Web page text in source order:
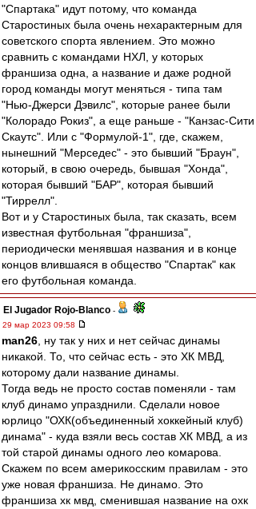
"Спартака" идут потому, что команда
Старостиных была очень нехарактерным для
советского спорта явлением. Это можно
сравнить с командами НХЛ, у которых
франшиза одна, а название и даже родной
город команды могут меняться - типа там
"Нью-Джерси Дэвилс", которые ранее были
"Колорадо Рокиз", а еще раньше - "Канзас-Сити
Скаутс". Или с "Формулой-1", где, скажем,
нынешний "Мерседес" - это бывший "Браун",
который, в свою очередь, бывшая "Хонда",
которая бывший "БАР", которая бывший
"Тиррелл".
Вот и у Старостиных была, так сказать, всем
известная футбольная "франшиза",
периодически менявшая названия и в конце
концов влившаяся в общество "Спартак" как
его футбольная команда.
El Jugador Rojo-Blanco -
29 мар 2023 09:58
man26 , ну так у них и нет сейчас динамы
никакой. То, что сейчас есть - это ХК МВД,
которому дали название динамы.
Тогда ведь не просто состав поменяли - там
клуб динамо упразднили. Сделали новое
юрлицо "ОХК(объединенный хоккейный клуб)
динама" - куда взяли весь состав ХК МВД, а из
той старой динамы одного лео комарова.
Скажем по всем америкосским правилам - это
уже новая франшиза. Не динамо. Это
франшиза хк мвд, сменившая название на охк